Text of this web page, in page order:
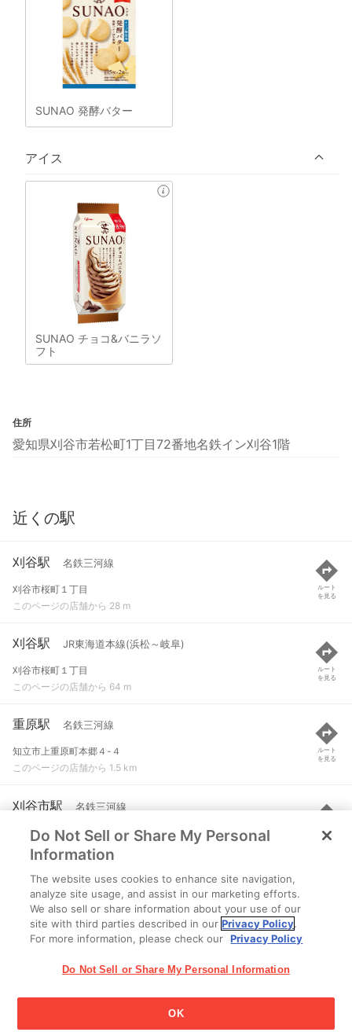
SUNAO 発酵バター
アイス
SUNAO チョコ&バニラソ
フト
住所
愛知県刈谷市若松町1丁目72番地名鉄イン刈谷1階
近くの駅
刈谷駅 名鉄三河線
刈谷市桜町１丁目
このページの店舗から 28 m
ルート
を見る
刈谷駅 JR東海道本線(浜松～岐阜)
刈谷市桜町１丁目
このページの店舗から 64 m
ルート
を見る
重原駅 名鉄三河線
知立市上重原町本郷４-４
このページの店舗から 1.5 km
ルート
を見る
刈谷市駅 名鉄三河線
刈谷市広小路３-５０４-１
このページの店舗から 1.5 km
ルート
を見る
野田新町駅 JR東海道本線(浜松～岐阜)
刈谷市野田新町
このページの店舗から 1.8 km
江崎グリコ株式会社 Copyright © 2025 Ezaki Glico Co., Ltd.
Do Not Sell or Share My Personal
Information
The website uses cookies to enhance site navigation,
analyze site usage, and assist in our marketing efforts.
We also sell or share information about your use of our
site with third parties described in ourPrivacy Policy.
For more information, please check our Privacy Policy
Do Not Sell or Share My Personal Information
OK